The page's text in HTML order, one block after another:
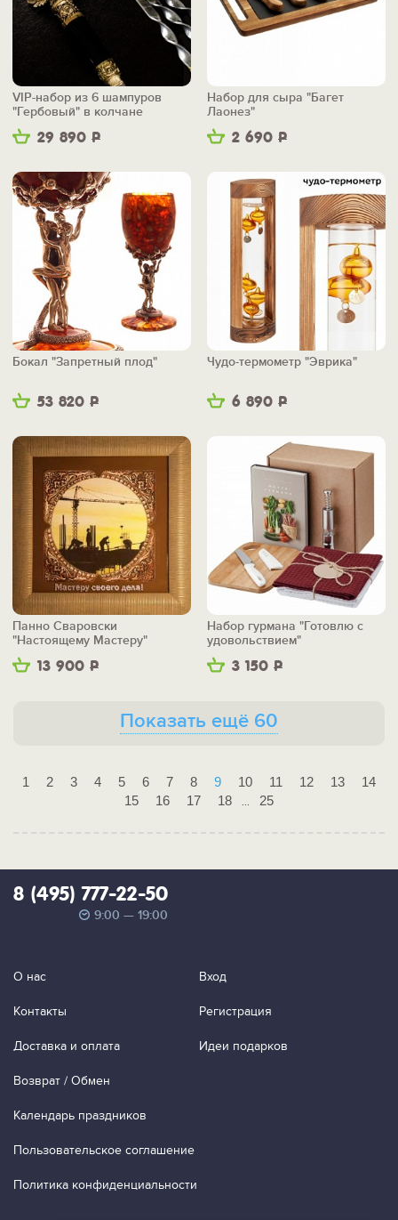
29 890 Р
VIP-набор из 6 шампуров
"Гербовый" в колчане
2 690 Р
Набор для сыра "Багет
Лаонез"
53 820 Р
Бокал "Запретный плод"
6 890 Р
Чудо-термометр "Эврика"
13 900 Р
Панно Сваровски
"Настоящему Мастеру"
3 150 Р
Набор гурмана "Готовлю с
удовольствием"
Показать ещё 60
1 2 3 4 5 6 7 8 9 10 11 12 13
14
15
16 17 18 ... 25
8 (495) 777-22-50
9:00 — 19:00
О нас
Контакты
Доставка и оплата
Возврат / Обмен
Календарь праздников
Пользовательское соглашение
Политика конфиденциальности
Вход
Регистрация
Идеи подарков